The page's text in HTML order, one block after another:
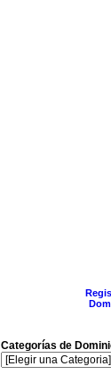
Categorías de